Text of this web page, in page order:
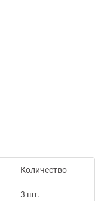
Количество
3 шт.